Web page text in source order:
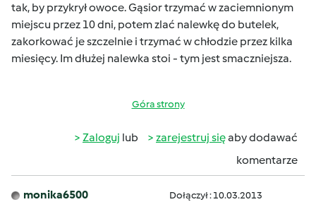
tak, by przykrył owoce. Gąsior trzymać w zaciemnionym
miejscu przez 10 dni, potem zlać nalewkę do butelek,
zakorkować je szczelnie i trzymać w chłodzie przez kilka
miesięcy. Im dłużej nalewka stoi - tym jest smaczniejsza.
Góra strony
Zaloguj lub zarejestruj sięaby dodawać
komentarze
monika6500 Dołączył : 10.03.2013